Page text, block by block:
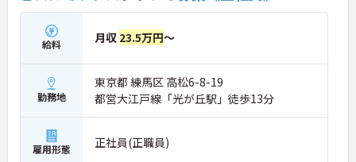
給料 月収 23.5万円～
勤務地
東京都 練馬区 高松6-8-19
都営大江戸線「光が丘駅」徒歩13分
雇用形態 正社員(正職員)